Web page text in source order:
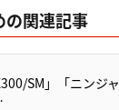
の関連記事
SM」「ニンジャ